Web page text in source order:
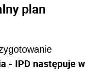
plan
- IPD następuje w